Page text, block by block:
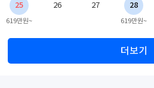
25
619만원~
26 27 28
619만원~
더보기